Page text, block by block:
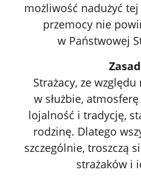
możliwość nadużyć
przemocy nie
w Państwowej
Strażacy, ze
w służbie,
lojalność i tradycję,
rodzinę. Dlatego
szczególnie, troszczą
strażaków i